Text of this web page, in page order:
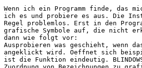
Wenn ich ein Programm finde,
ich es und probiere es aus. Die
Regel problemlos. Erst in den
grafische Symbole auf, die nicht
dann wie folgt vor:
Ausprobieren was geschieht, wenn
angeklickt wird. Oeffnet sich
ist die Funktion eindeutig.